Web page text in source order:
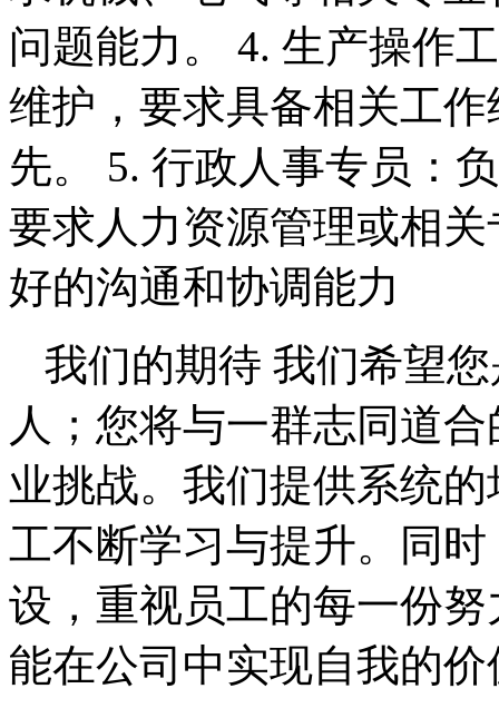
问题能力。 4. 生产操作
维护，要求具备相关工
先。 5. 行政人事专员：
要求人力资源管理或相
好的沟通和协调能力
我们的期待 我们希望
人；您将与一群志同道
业挑战。我们提供系统
工不断学习与提升。同
设，重视员工的每一份
能在公司中实现自我的价